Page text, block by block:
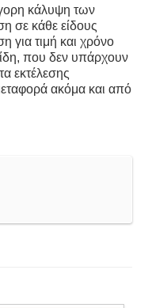
κάλυψη των
σε κάθε είδους
για τιμή και χρόνο
που δεν υπάρχουν
εκτέλεσης
ακόμα και από